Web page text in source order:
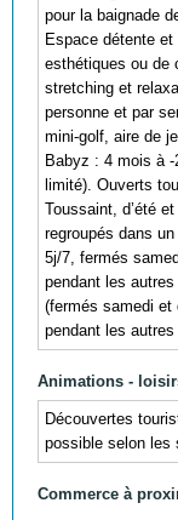
pour la baignade
Espace détente
esthétiques ou de
stretching et
personne et par
mini-golf, aire de
Babyz : 4 mois à
limité). Ouverts
Toussaint, d’été
regroupés dans
5j/7, fermés
pendant les
(fermés samedi et
pendant les
Animations -
Découvertes
possible selon les
Commerce à